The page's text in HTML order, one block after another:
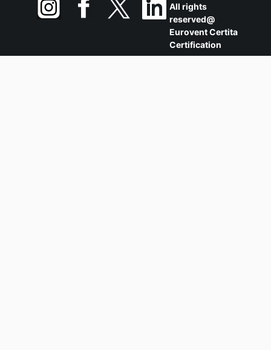
All rights
reserved@
Eurovent Certita
Certification